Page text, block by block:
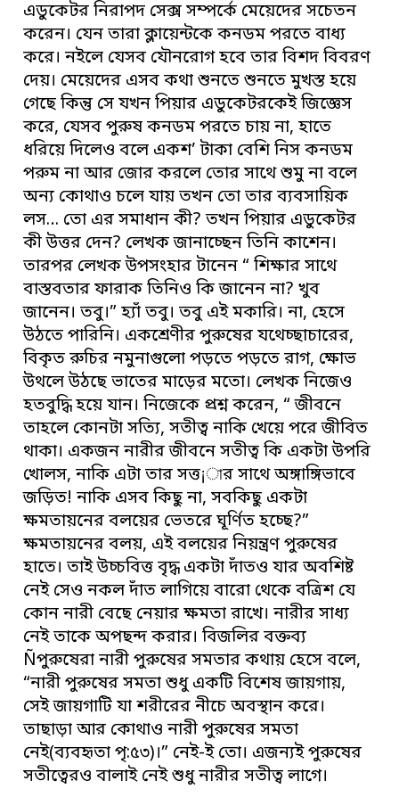
এডুকেটর নিরাপদ সেক্স সম্পর্কে মেয়েদের সচেতন
করেন। যেন তারা ক্লায়েন্টকে কনডম পরতে বাধ্য
করে। নইলে যেসব যৌনরোগ হবে তার বিশদ বিবরণ
দেয়। মেয়েদের এসব কথা শুনতে শুনতে মুখস্ত হয়ে
গেছে কিন্তু সে যখন পিয়ার এডুকেটরকেই জিজ্ঞেস
করে, যেসব পুরুষ কনডম পরতে চায় না, হাতে
ধরিয়ে দিলেও বলে একশ’ টাকা বেশি নিস কনডম
পরুম না আর জোর করলে তোর সাথে শুমু না বলে
অন্য কোথাও চলে যায় তখন তো তার ব্যবসায়িক
লস… তো এর সমাধান কী? তখন পিয়ার এডুকেটর
কী উত্তর দেন? লেখক জানাচ্ছেন তিনি কাশেন।
তারপর লেখক উপসংহার টানেন “ শিক্ষার সাথে
বাস্তবতার ফারাক তিনিও কি জানেন না? খুব
জানেন। তবু।” হ্যাঁ তবু। তবু এই মকারি। না, হেসে
উঠতে পারিনি। একশ্রেণীর পুরুষের যথেচ্ছাচারের,
বিকৃত রুচির নমুনাগুলো পড়তে পড়তে রাগ, ক্ষোভ
উথলে উঠছে ভাতের মাড়ের মতো। লেখক নিজেও
হতবুদ্ধি হয়ে যান। নিজেকে প্রশ্ন করেন, “ জীবনে
তাহলে কোনটা সত্যি, সতীত্ব নাকি খেয়ে পরে জীবিত
থাকা। একজন নারীর জীবনে সতীত্ব কি একটা উপরি
খোলস, নাকি এটা তার সত্ত¡ার সাথে অঙ্গাঙ্গিভাবে
জড়িত! নাকি এসব কিছু না, সবকিছু একটা
ক্ষমতায়নের বলয়ের ভেতরে ঘূর্ণিত হচ্ছে?”
ক্ষমতায়নের বলয়, এই বলয়ের নিয়ন্ত্রণ পুরুষের
হাতে। তাই উচ্চবিত্ত বৃদ্ধ একটা দাঁতও যার অবশিষ্ট
নেই সেও নকল দাঁত লাগিয়ে বারো থেকে বত্রিশ যে
কোন নারী বেছে নেয়ার ক্ষমতা রাখে। নারীর সাধ্য
নেই তাকে অপছন্দ করার। বিজলির বক্তব্য
Ñপুরুষেরা নারী পুরুষের সমতার কথায় হেসে বলে,
“নারী পুরুষের সমতা শুধু একটি বিশেষ জায়গায়,
সেই জায়গাটি যা শরীরের নীচে অবস্থান করে।
তাছাড়া আর কোথাও নারী পুরুষের সমতা
নেই(ব্যবহৃতা পৃ:৫৩)।” নেই-ই তো। এজন্যই পুরুষের
সতীত্বেরও বালাই নেই শুধু নারীর সতীত্ব লাগে।